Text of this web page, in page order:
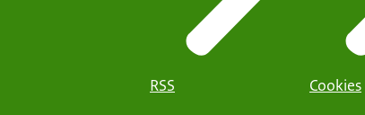
RSS Cookies